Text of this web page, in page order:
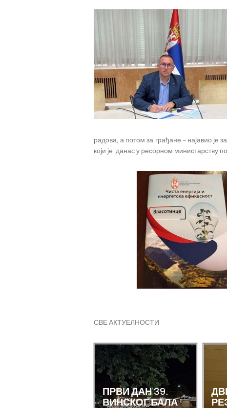
радова, а потом за грађане – најавио
који је данас у ресорном министарству
СВЕ АКТУЕЛНОСТИ
ПРВИ ДАН 39.
ВИНСКОГ БАЛА